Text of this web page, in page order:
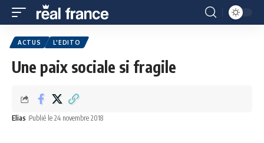
ACTUS L'EDITO
Une paix sociale si fragile
Elias Publié le 24 novembre 2018